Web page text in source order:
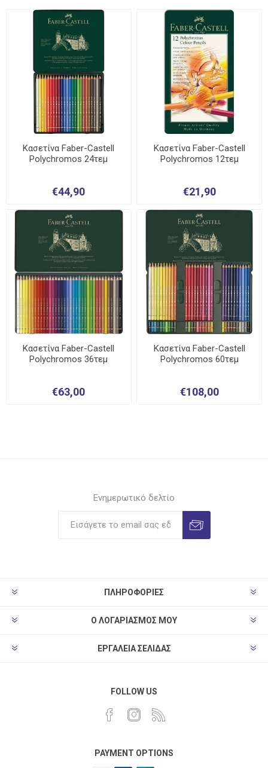
Κασετίνα Faber-Castell
Polychromos 24τεμ
€44,90
Κασετίνα Faber-Castell
Polychromos 12τεμ
€21,90
Κασετίνα Faber-Castell
Polychromos 36τεμ
€63,00
Κασετίνα Faber-Castell
Polychromos 60τεμ
€108,00
Ενημερωτικό δελτίο
ΠΛΗΡΟΦΟΡΊΕΣ
Ο ΛΟΓΑΡΙΑΣΜΌΣ ΜΟΥ
ΕΡΓΑΛΕΊΑ ΣΕΛΊΔΑΣ
FOLLOW US
PAYMENT OPTIONS